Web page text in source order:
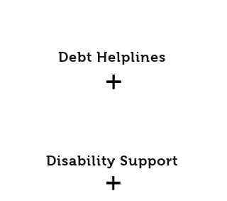
Debt Helplines
Disability Support